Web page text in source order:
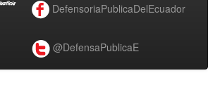
DefensoriaPublicaDelEcuador
@DefensaPublicaE